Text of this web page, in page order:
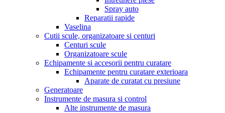
Spray auto
Reparatii rapide
Vaselina
Cutii scule, organizatoare si centuri
Centuri scule
Organizatoare scule
Echipamente si accesorii pentru curatare
Echipamente pentru curatare exterioara
Aparate de curatat cu presiune
Generatoare
Instrumente de masura si control
Alte instrumente de masura